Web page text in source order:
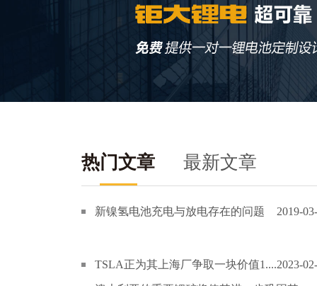
热门文章 最新文章
新镍氢电池充电与放电存在的问题 2019-
TSLA正为其上海厂争取一块价值1....2023-